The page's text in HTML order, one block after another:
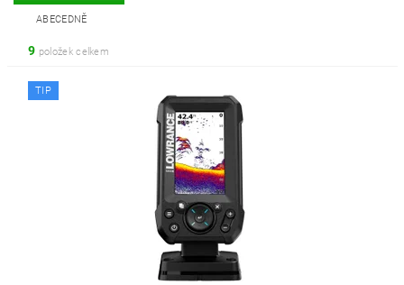
ABECEDNĚ
9 položek celkem
TIP